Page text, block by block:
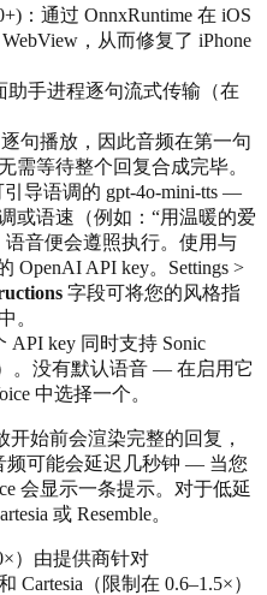
：通过 OnnxRuntime 在 iOS
，从而修复了 iPhone
助手进程逐句流式传输（在
逐句播放，因此音频在第一句
需等待整个回复合成完毕。
引导语调的 gpt-4o-mini-tts —
或语速（例如：“用温暖的爱
音便会遵照执行。使用与
OpenAI API key。Settings >
字段可将您的风格指
。
API key 同时支持 Sonic
。没有默认语音 — 在启用它
中选择一个。
开始前会渲染完整的回复，
频可能会延迟几秒钟 — 当您
会显示一条提示。对于低延
或 Resemble。
）由提供商针对
Cartesia（限制在 0.6–1.5×）